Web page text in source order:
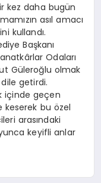
kez daha bugün
asıl amacı
kullandı.
Başkanı
Odaları
Güleroğlu olmak
getirdi.
içinde geçen
keserek bu özel
arasındaki
keyifli anlar